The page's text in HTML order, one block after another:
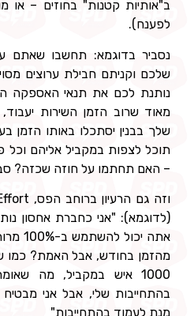
ב"אותיות קטנות" בחוזים – או
לפענח).
נסביר בדוגמא: תחשבו שאתם
שלכם וקניתם חבילת ערוצים
נותנת לכם את תנאי האספקה
שלך בבנין יסתכלו באותו הזמן
תוכל לצפות במקביל אליהם וכל
– האם תחתמו על חוזה שכזה?
מהזמן בחודש, אבל האמת? כמו
1000 איש במקביל, מה
בהתחייבות שלי, אבל אני
מנת לעמוד בהתחייבות"